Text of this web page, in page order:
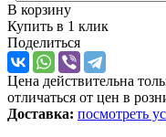
В корзину
Купить в 1 клик
Поделиться
Цена действительна
отличаться от цен в
Доставка: посмотреть